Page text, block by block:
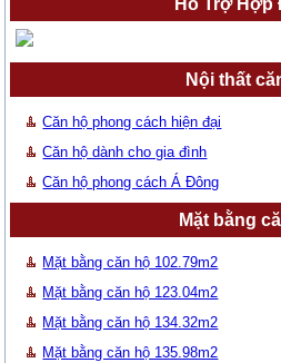
Hỗ Trợ Hợp
Nội thất
Căn hộ phong cách hiện đại
Căn hộ dành cho gia đình
Căn hộ phong cách Á Đông
Mặt bằng
Mặt bằng căn hộ 102.79m2
Mặt bằng căn hộ 123.04m2
Mặt bằng căn hộ 134.32m2
Mặt bằng căn hộ 135.98m2